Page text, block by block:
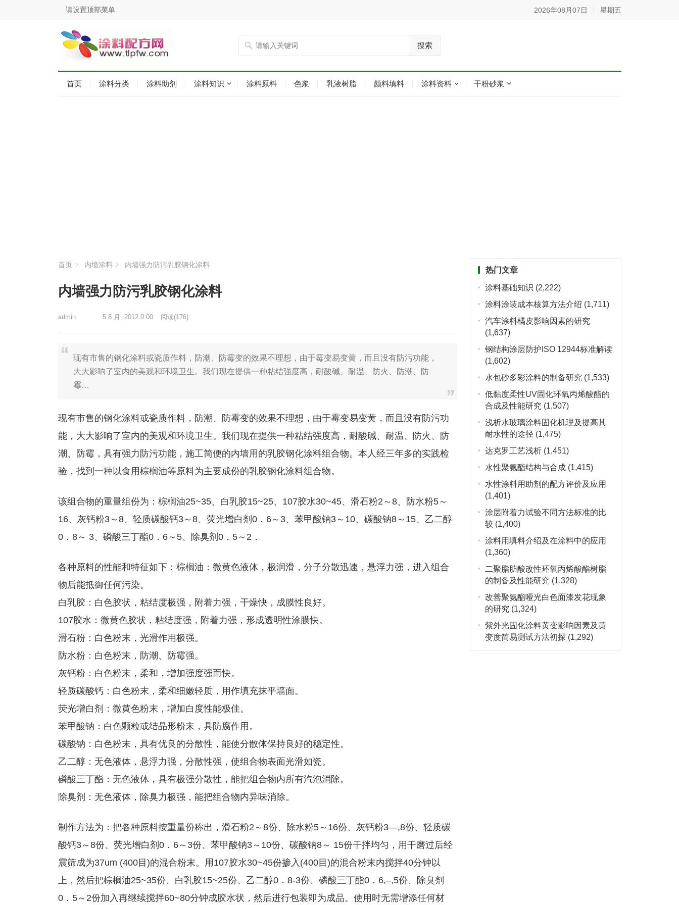
请设置顶部菜单 2026年08月07日 星期五
搜索
首页 涂料分类 涂料助剂 涂料知识 涂料原料 色浆 乳液树脂 颜料填料 涂料资料 干粉砂浆
首页 内墙涂料 内墙强力防污乳胶钢化涂料
内墙强力防污乳胶钢化涂料
admin 5 8 月, 2012 0:00 阅读(176)
现有市售的钢化涂料或瓷质作料，防潮、防霉变的效果不理想，由于霉变易变黄，而且没有防污功能，
大大影响了室内的美观和环境卫生。我们现在提供一种粘结强度高，耐酸碱、耐温、防火、防潮、防
霉…
现有市售的钢化涂料或瓷质作料，防潮、防霉变的效果不理想，由于霉变易变黄，而且没有防污功
能，大大影响了室内的美观和环境卫生。我们现在提供一种粘结强度高，耐酸碱、耐温、防火、防
潮、防霉，具有强力防污功能，施工简便的内墙用的乳胶钢化涂料组合物。本人经三年多的实践检
验，找到一种以食用棕榈油等原料为主要成份的乳胶钢化涂料组合物。
该组合物的重量组份为：棕榈油25~35、白乳胶15~25、107胶水30~45、滑石粉2～8、防水粉5～
16、灰钙粉3～8、轻质碳酸钙3～8、荧光增白剂0．6～3、苯甲酸钠3～10、碳酸钠8～15、乙二醇
0．8～ 3、磷酸三丁酯0．6～5、除臭剂0．5～2．
各种原料的性能和特征如下：棕榈油：微黄色液体，极润滑，分子分散迅速，悬浮力强，进入组合
物后能抵御任何污染。
白乳胶：白色胶状，粘结度极强，附着力强，干燥快，成膜性良好。
107胶水：微黄色胶状，粘结度强，附着力强，形成透明性涂膜快。
滑石粉：白色粉末，光滑作用极强。
防水粉：白色粉末，防潮、防霉强。
灰钙粉：白色粉末，柔和，增加强度强而快。
轻质碳酸钙：白色粉末，柔和细嫩轻质，用作填充抹平墙面。
荧光增白剂：微黄色粉末，增加白度性能极佳。
苯甲酸钠：白色颗粒或结晶形粉末，具防腐作用。
碳酸钠：白色粉末，具有优良的分散性，能使分散体保持良好的稳定性。
乙二醇：无色液体，悬浮力强，分散性强，使组合物表面光滑如瓷。
磷酸三丁酯：无色液体，具有极强分散性，能把组合物内所有汽泡消除。
除臭剂：无色液体，除臭力极强，能把组合物内异味消除。
制作方法为：把各种原料按重量份称出，滑石粉2～8份、除水粉5～16份、灰钙粉3—,8份、轻质碳
酸钙3～8份、荧光增白剂0．6～3份、苯甲酸钠3～10份、碳酸钠8～ 15份干拌均匀，用干磨过后经
震筛成为37um (400目)的混合粉末。用107胶水30~45份掺入(400目)的混合粉末内搅拌40分钟以
上，然后把棕榈油25~35份、白乳胶15~25份、乙二醇0．8-3份、磷酸三丁酯0．6,–,5份、除臭剂
0．5～2份加入再继续搅拌60~80分钟成胶水状，然后进行包装即为成品。使用时无需增添任何材
热门文章
涂料基础知识 (2,222)
涂料涂装成本核算方法介绍 (1,711)
汽车涂料橘皮影响因素的研究
(1,637)
钢结构涂层防护ISO 12944标准解读
(1,602)
水包砂多彩涂料的制备研究 (1,533)
低黏度柔性UV固化环氧丙烯酸酯的
合成及性能研究 (1,507)
浅析水玻璃涂料固化机理及提高其
耐水性的途径 (1,475)
达克罗工艺浅析 (1,451)
水性聚氨酯结构与合成 (1,415)
水性涂料用助剂的配方评价及应用
(1,401)
涂层附着力试验不同方法标准的比
较 (1,400)
涂料用填料介绍及在涂料中的应用
(1,360)
二聚脂肪酸改性环氧丙烯酸酯树脂
的制备及性能研究 (1,328)
改善聚氨酯哑光白色面漆发花现象
的研究 (1,324)
紫外光固化涂料黄变影响因素及黄
变度简易测试方法初探 (1,292)